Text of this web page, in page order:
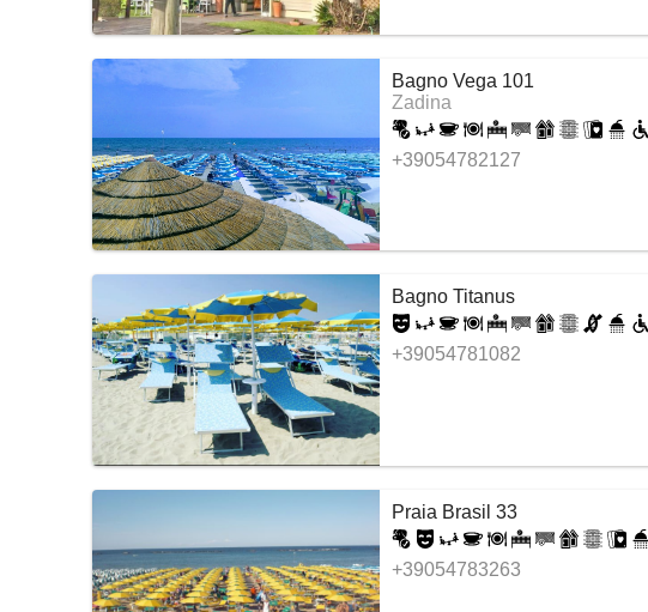
Bagno Vega 101
Zadina
+39054782127
Bagno Titanus
+39054781082
Praia Brasil 33
+39054783263